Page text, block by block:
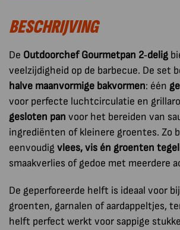
2
Stuks
aantal
BESCHRIJVING
De Outdoorchef Gourmetpan 2‑delig
veelzijdigheid op de barbecue. De set
halve maanvormige bakvormen: één
voor perfecte luchtcirculatie en
gesloten pan voor het bereiden van
ingrediënten of kleinere groentes. Zo
eenvoudigvlees, vis én groenten
smaakverlies of gedoe met meerdere
De geperforeerde helft is ideaal voor
groenten, garnalen of aardappeltjes,
helft perfect werkt voor sappige